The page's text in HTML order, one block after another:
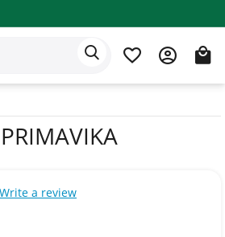
Write a review